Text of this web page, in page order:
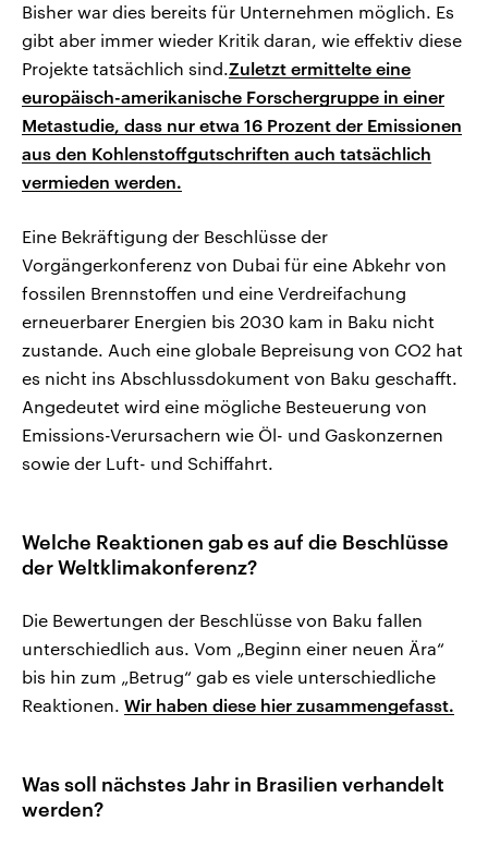
Bisher war dies bereits für Unternehmen möglich. Es
gibt aber immer wieder Kritik daran, wie effektiv diese
Projekte tatsächlich sind.Zuletzt ermittelte eine
europäisch-amerikanische Forschergruppe in einer
Metastudie, dass nur etwa 16 Prozent der Emissionen
aus den Kohlenstoffgutschriften auch tatsächlich
vermieden werden.
Eine Bekräftigung der Beschlüsse der
Vorgängerkonferenz von Dubai für eine Abkehr von
fossilen Brennstoffen und eine Verdreifachung
erneuerbarer Energien bis 2030 kam in Baku nicht
zustande. Auch eine globale Bepreisung von CO2 hat
es nicht ins Abschlussdokument von Baku geschafft.
Angedeutet wird eine mögliche Besteuerung von
Emissions-Verursachern wie Öl- und Gaskonzernen
sowie der Luft- und Schiffahrt.
Welche Reaktionen gab es auf die Beschlüsse
der Weltklimakonferenz?
Die Bewertungen der Beschlüsse von Baku fallen
unterschiedlich aus. Vom „Beginn einer neuen Ära“
bis hin zum „Betrug“ gab es viele unterschiedliche
Reaktionen. Wir haben diese hier zusammengefasst.
Was soll nächstes Jahr in Brasilien verhandelt
werden?